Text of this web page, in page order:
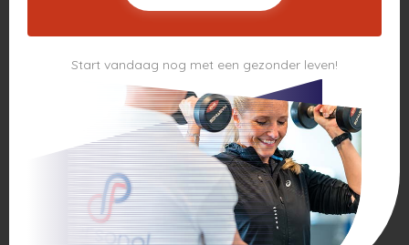
velden zijn gemarkeerd met
Start vandaag nog met een gezonder leven!